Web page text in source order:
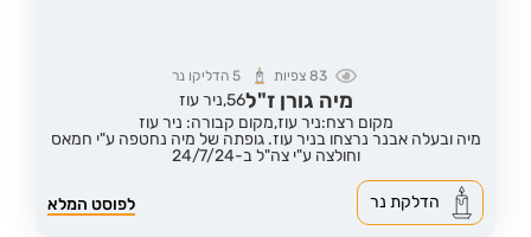
83 צפיות 5הדליקו נר
מיה גורן ז"ל56, ניר עוז
מקום רצח:ניר עוז,מקום קבורה: ניר עוז
מיה ובעלה אבנר נרצחו בניר עוז. גופתה של מיה נחטפה ע"י חמאס
וחולצה ע"י צה"ל ב-24/7/24
לפוסט המלא הדלקת נר